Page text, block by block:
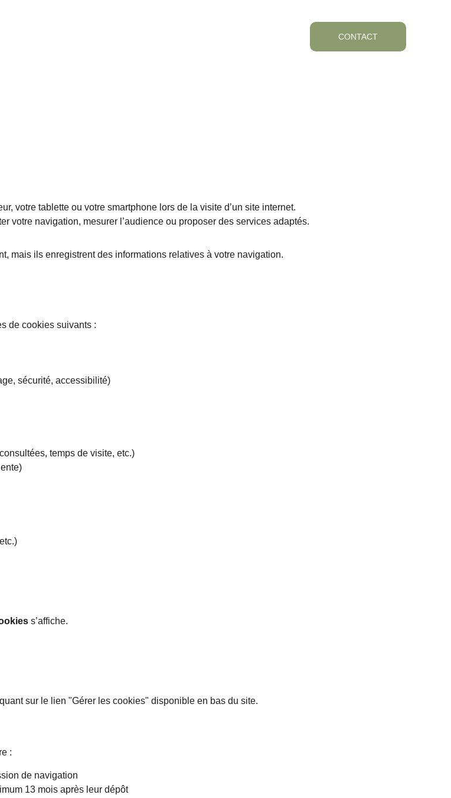
CONTACT
votre tablette ou votre smartphone lors de la visite d’un site internet.
votre navigation, mesurer l’audience ou proposer des services adaptés.
mais ils enregistrent des informations relatives à votre navigation.
de cookies suivants :
sécurité, accessibilité)
temps de visite, etc.)
s’affiche.
sur le lien "Gérer les cookies" disponible en bas du site.
:
de navigation
13 mois après leur dépôt